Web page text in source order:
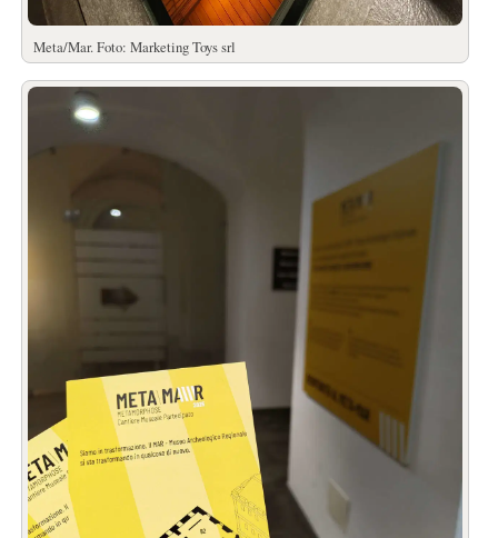
Meta/Mar. Foto: Marketing Toys srl